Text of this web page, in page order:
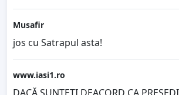
Musafir
jos cu Satrapul asta!
www.iasi1.ro